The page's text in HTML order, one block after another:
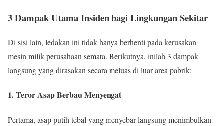
3 Dampak Utama Insiden bagi Lingkungan Sekitar
Di sisi lain, ledakan ini tidak hanya berhenti pada kerusakan
mesin milik perusahaan semata. Berikutnya, inilah 3 dampak
langsung yang dirasakan secara meluas di luar area pabrik:
1. Teror Asap Berbau Menyengat
Pertama, asap putih tebal yang menyebar langsung menimbulkan